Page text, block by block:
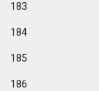
183
184
185
186